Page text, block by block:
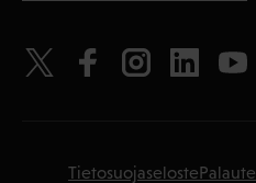
TietosuojaselostePalaute